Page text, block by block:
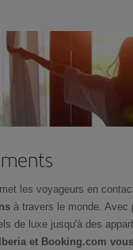
met les voyageurs en
à travers le monde. Avec
de luxe jusqu'à des
Iberia et Booking.com